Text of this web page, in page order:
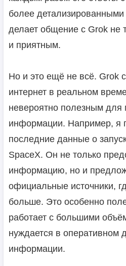
более
делает общение с Grok не
и приятным.
Но и это ещё не всё. Grok
интернет в реальном
невероятно полезным для
информации. Например, я
последние данные о
SpaceX. Он не только
информацию, но и
официальные источники,
больше. Это особенно
работает с большими
нуждается в оперативном
информации.